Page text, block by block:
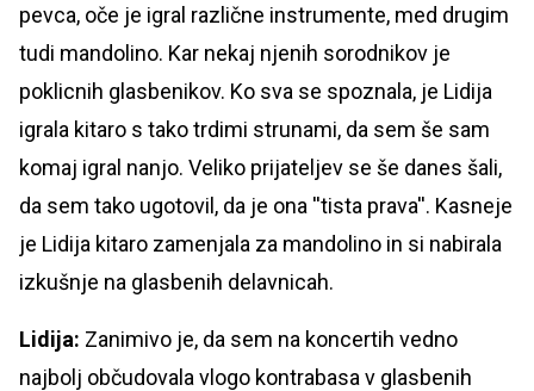
pevca, oče je igral različne instrumente, med drugim
tudi mandolino. Kar nekaj njenih sorodnikov je
poklicnih glasbenikov. Ko sva se spoznala, je Lidija
igrala kitaro s tako trdimi strunami, da sem še sam
komaj igral nanjo. Veliko prijateljev se še danes šali,
da sem tako ugotovil, da je ona ''tista prava''. Kasneje
je Lidija kitaro zamenjala za mandolino in si nabirala
izkušnje na glasbenih delavnicah.
Lidija: Zanimivo je, da sem na koncertih vedno
najbolj občudovala vlogo kontrabasa v glasbenih